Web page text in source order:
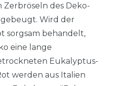
des Deko-
Wird der
sorgsam behandelt,
eine lange
Eukalyptus-
werden aus Italien